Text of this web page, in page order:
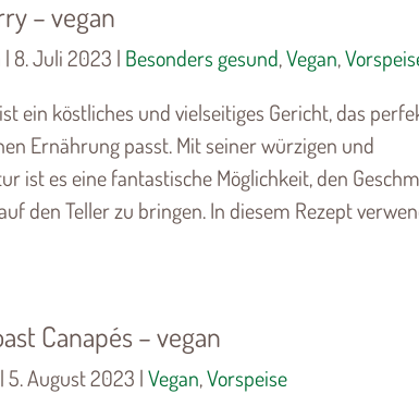
– vegan
8. Juli 2023 | Besonders gesund,Vegan,
ein köstliches und vielseitiges Gericht, das
Ernährung passt. Mit seiner würzigen und
ist es eine fantastische Möglichkeit, den
den Teller zu bringen. In diesem Rezept
Canapés – vegan
5. August 2023 |Vegan,Vorspeise